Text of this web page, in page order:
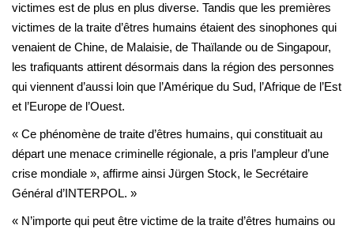
victimes est de plus en plus diverse. Tandis que les premières
victimes de la traite d’êtres humains étaient des sinophones qui
venaient de Chine, de Malaisie, de Thaïlande ou de Singapour,
les trafiquants attirent désormais dans la région des personnes
qui viennent d’aussi loin que l’Amérique du Sud, l’Afrique de l’Est
et l’Europe de l’Ouest.
« Ce phénomène de traite d’êtres humains, qui constituait au
départ une menace criminelle régionale, a pris l’ampleur d’une
crise mondiale », affirme ainsi Jürgen Stock, le Secrétaire
Général d’INTERPOL. »
« N’importe qui peut être victime de la traite d’êtres humains ou